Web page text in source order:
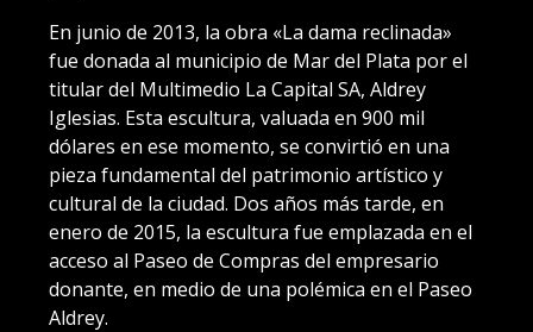
En junio de 2013, la obra «La dama reclinada»
fue donada al municipio de Mar del Plata por el
titular del Multimedio La Capital SA, Aldrey
Iglesias. Esta escultura, valuada en 900 mil
dólares en ese momento, se convirtió en una
pieza fundamental del patrimonio artístico y
cultural de la ciudad. Dos años más tarde, en
enero de 2015, la escultura fue emplazada en el
acceso al Paseo de Compras del empresario
donante, en medio de una polémica en el Paseo
Aldrey.